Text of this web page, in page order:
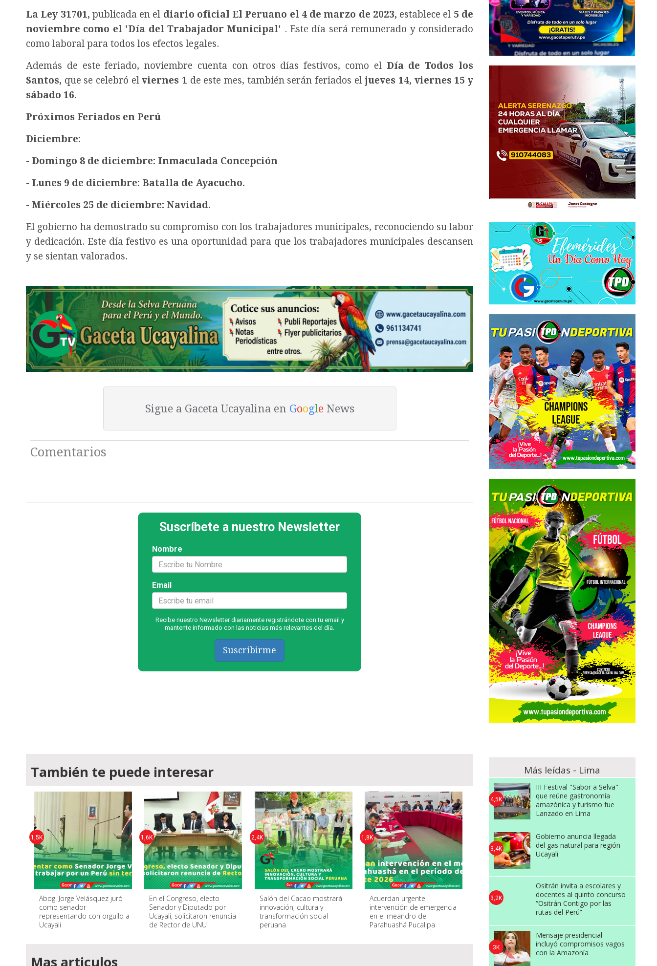
La Ley 31701, publicada en el diario oficial El Peruano el 4 de marzo de 2023, establece el 5 de
noviembre como el 'Día del Trabajador Municipal' . Este día será remunerado y considerado
como laboral para todos los efectos legales.
Además de este feriado, noviembre cuenta con otros días festivos, como el Día de Todos los
Santos, que se celebró elviernes 1 de este mes, también serán feriados eljueves 14, viernes 15 y
sábado 16.
Próximos Feriados en Perú
Diciembre:
- Domingo 8 de diciembre: Inmaculada Concepción
- Lunes 9 de diciembre: Batalla de Ayacucho.
- Miércoles 25 de diciembre: Navidad.
El gobierno ha demostrado su compromiso con los trabajadores municipales, reconociendo su labor
y dedicación. Este día festivo es una oportunidad para que los trabajadores municipales descansen
y se sientan valorados.
Sigue a Gaceta Ucayalina en GoogleNews
Comentarios
Suscríbete a nuestro Newsletter
Nombre
Email
Recibe nuestro Newsletter diariamente registrándote con tu email y
mantente informado con las noticias más relevantes del día.
Suscribirme
También te puede interesar
Abog. Jorge Velásquez juró
como senador
representando con orgullo a
Ucayali
1,5K
En el Congreso, electo
Senador y Diputado por
Ucayali, solicitaron renuncia
de Rector de UNU
1,6K
Salón del Cacao mostrará
innovación, cultura y
transformación social
peruana
2,4K
Acuerdan urgente
intervención de emergencia
en el meandro de
Parahuashá Pucallpa
1,8K
Mas articulos
Más leídas - Lima
III Festival "Sabor a Selva"
que reúne gastronomía
amazónica y turismo fue
Lanzado en Lima
4,5K
Gobierno anuncia llegada
del gas natural para región
Ucayali
3,4K
Ositrán invita a escolares y
docentes al quinto concurso
“Ositrán Contigo por las
rutas del Perú”
3,2K
Mensaje presidencial
incluyó compromisos vagos
con la Amazonía
3K